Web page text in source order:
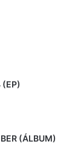
(EP)
(ÁLBUM)